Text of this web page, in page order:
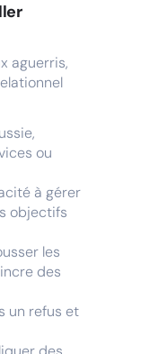
aguerris,
ou
à gérer
objectifs
les
des
un refus et